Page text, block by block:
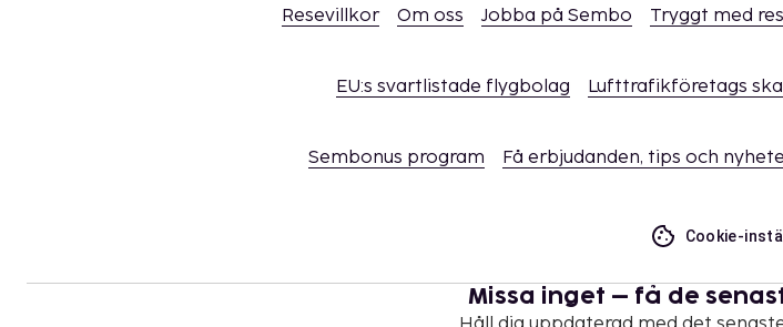
Resevillkor Om oss Jobba på Sembo Tryggt med
EU:s svartlistade flygbolag Lufttrafikföretags
Sembonus program Få erbjudanden, tips och
Cookie-
Missa inget – få de